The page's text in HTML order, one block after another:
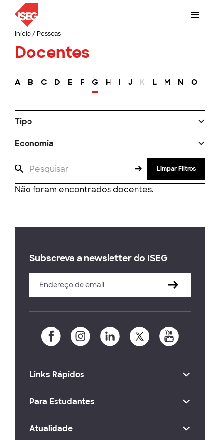
Início/ Pessoas
Docentes
A B C D E F G H I J K L M N O
Tipo
Economia
Limpar Filtros
Não foram encontrados docentes.
Subscreva a newsletter do ISEG
Links Rápidos
Para Estudantes
Atualidade